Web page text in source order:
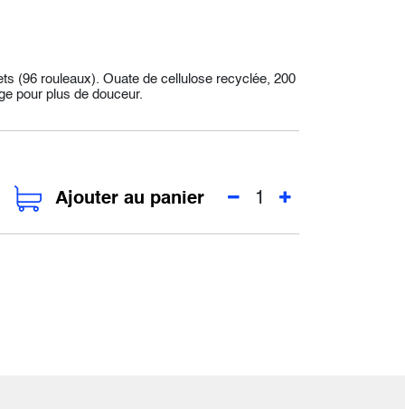
(96 rouleaux). Ouate de cellulose recyclée, 200
pour plus de douceur.
Ajouter au panier